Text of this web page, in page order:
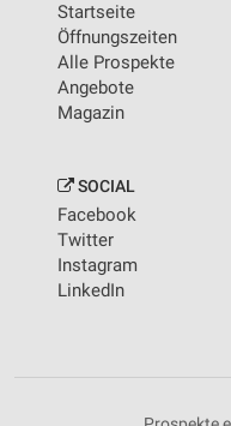
Startseite
Öffnungszeiten
Alle Prospekte
Angebote
Magazin
SOCIAL
Facebook
Twitter
Instagram
LinkedIn